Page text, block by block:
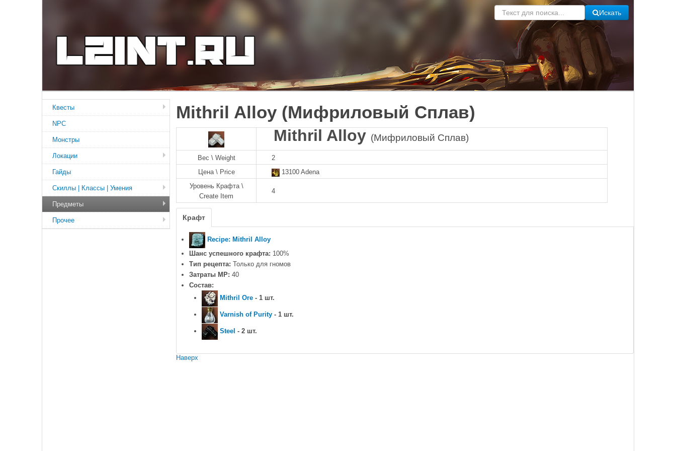
Искать
Mithril Alloy (Мифриловый Сплав)
Mithril Alloy (Мифриловый Сплав)
Вес \ Weight
2
Цена \ Price
13100 Adena
Уровень Крафта \
Create Item
4
Крафт
Recipe: Mithril Alloy
Шанс успешного крафта: 100%
Тип рецепта: Только для гномов
Затраты MP: 40
Состав:
Mithril Ore - 1 шт.
Varnish of Purity - 1 шт.
Steel - 2 шт.
Наверх
Квесты
NPC
Монстры
Локации
Гайды
Скиллы | Классы | Умения
Предметы
Прочее